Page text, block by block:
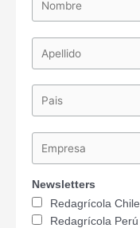
Newsletters
Redagrícola Chile
Redagrícola Perú